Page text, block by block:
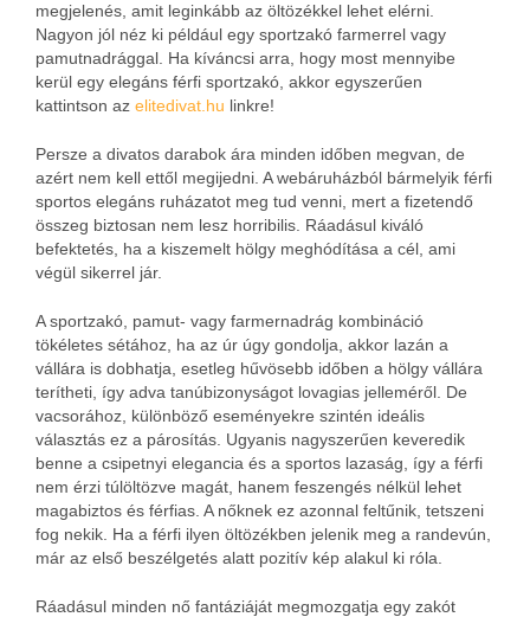
megjelenés, amit leginkább az öltözékkel lehet elérni.
Nagyon jól néz ki például egy sportzakó farmerrel vagy
pamutnadrággal. Ha kíváncsi arra, hogy most mennyibe
kerül egy elegáns férfi sportzakó, akkor egyszerűen
kattintson az elitedivat.hu linkre!
Persze a divatos darabok ára minden időben megvan, de
azért nem kell ettől megijedni. A webáruházból bármelyik férfi
sportos elegáns ruházatot meg tud venni, mert a fizetendő
összeg biztosan nem lesz horribilis. Ráadásul kiváló
befektetés, ha a kiszemelt hölgy meghódítása a cél, ami
végül sikerrel jár.
A sportzakó, pamut- vagy farmernadrág kombináció
tökéletes sétához, ha az úr úgy gondolja, akkor lazán a
vállára is dobhatja, esetleg hűvösebb időben a hölgy vállára
terítheti, így adva tanúbizonyságot lovagias jelleméről. De
vacsorához, különböző eseményekre szintén ideális
választás ez a párosítás. Ugyanis nagyszerűen keveredik
benne a csipetnyi elegancia és a sportos lazaság, így a férfi
nem érzi túlöltözve magát, hanem feszengés nélkül lehet
magabiztos és férfias. A nőknek ez azonnal feltűnik, tetszeni
fog nekik. Ha a férfi ilyen öltözékben jelenik meg a randevún,
már az első beszélgetés alatt pozitív kép alakul ki róla.
Ráadásul minden nő fantáziáját megmozgatja egy zakót